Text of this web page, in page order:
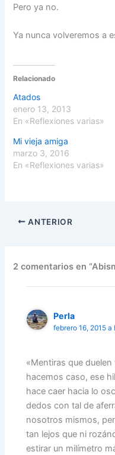
Pero ya no.
Ya nunca volveremos a
Relacionado
Atados
enero 13, 2013
En «Reflexiones varias»
Mi vieja amiga
marzo 3, 2016
En «Reflexiones varias»
ANTERIOR
2 comentarios en
Perla
febrero 16, 2015 a
«Mentiras que
hacemos caso, ese
hace caer hacia lo
dedos con tal de
nosotros mismos,
tan lejos que ni
estirar un milímetro